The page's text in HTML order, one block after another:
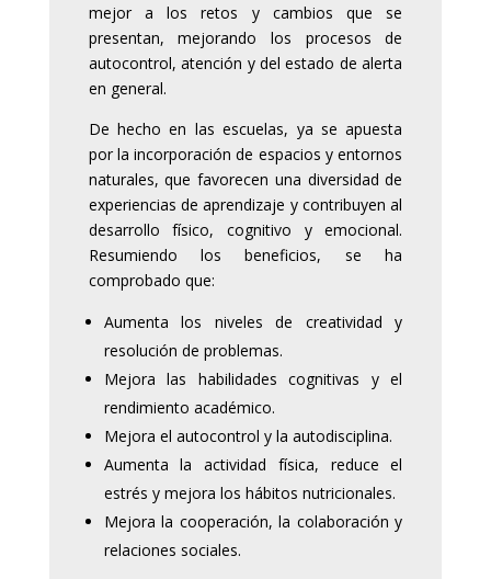
mejor a los retos y cambios que se
presentan, mejorando los procesos de
autocontrol, atención y del estado de alerta
en general.
De hecho en las escuelas, ya se apuesta
por la incorporación de espacios y entornos
naturales, que favorecen una diversidad de
experiencias de aprendizaje y contribuyen al
desarrollo físico, cognitivo y emocional.
Resumiendo los beneficios, se ha
comprobado que:
Aumenta los niveles de creatividad y
resolución de problemas.
Mejora las habilidades cognitivas y el
rendimiento académico.
Mejora el autocontrol y la autodisciplina.
Aumenta la actividad física, reduce el
estrés y mejora los hábitos nutricionales.
Mejora la cooperación, la colaboración y
relaciones sociales.